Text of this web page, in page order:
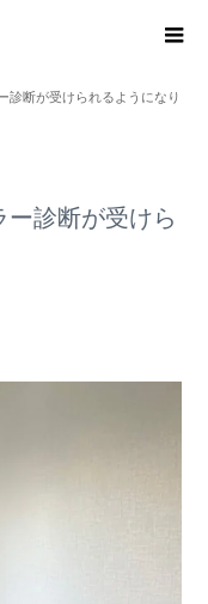
診断が受けられるようになり
診断が受けら